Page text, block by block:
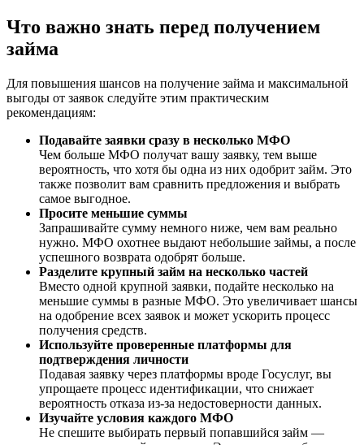
Что важно знать перед получением
займа
Для повышения шансов на получение займа и максимальной
выгоды от заявок следуйте этим практическим
рекомендациям:
Подавайте заявки сразу в несколько МФО
Чем больше МФО получат вашу заявку, тем выше
вероятность, что хотя бы одна из них одобрит займ. Это
также позволит вам сравнить предложения и выбрать
самое выгодное.
Просите меньшие суммы
Запрашивайте сумму немного ниже, чем вам реально
нужно. МФО охотнее выдают небольшие займы, а после
успешного возврата одобрят больше.
Разделите крупный займ на несколько частей
Вместо одной крупной заявки, подайте несколько на
меньшие суммы в разные МФО. Это увеличивает шансы
на одобрение всех заявок и может ускорить процесс
получения средств.
Используйте проверенные платформы для
подтверждения личности
Подавая заявку через платформы вроде Госуслуг, вы
упрощаете процесс идентификации, что снижает
вероятность отказа из-за недостоверности данных.
Изучайте условия каждого МФО
Не спешите выбирать первый попавшийся займ —